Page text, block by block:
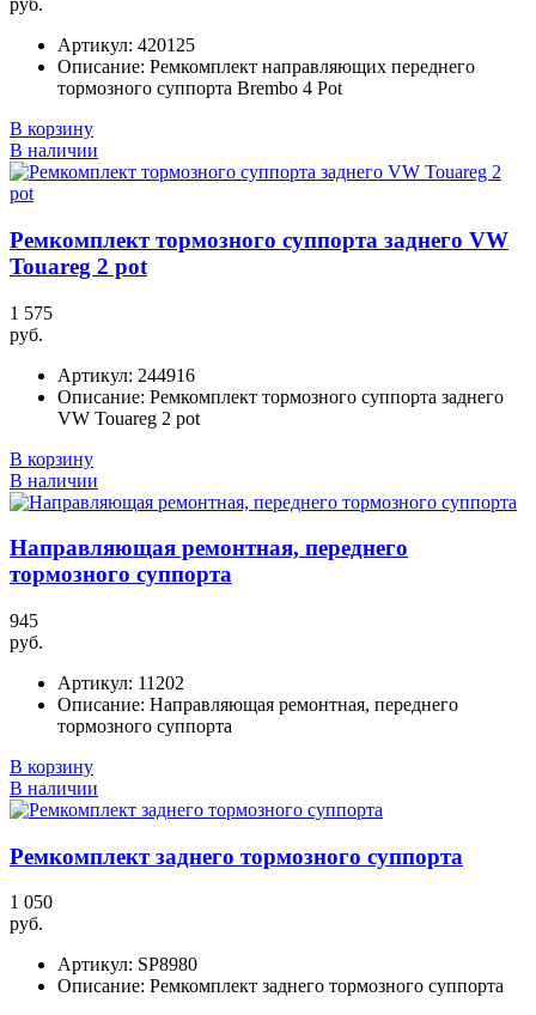
руб.
Артикул: 420125
Описание: Ремкомплект направляющих переднего
тормозного суппорта Brembo 4 Pot
В корзину
В наличии
Ремкомплект тормозного суппорта заднего VW
Touareg 2 pot
1 575
руб.
Артикул: 244916
Описание: Ремкомплект тормозного суппорта заднего
VW Touareg 2 pot
В корзину
В наличии
Направляющая ремонтная, переднего
тормозного суппорта
945
руб.
Артикул: 11202
Описание: Направляющая ремонтная, переднего
тормозного суппорта
В корзину
В наличии
Ремкомплект заднего тормозного суппорта
1 050
руб.
Артикул: SP8980
Описание: Ремкомплект заднего тормозного суппорта